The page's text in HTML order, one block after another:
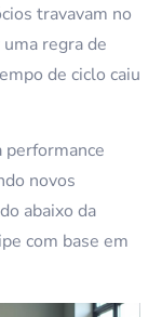
travavam no
regra de
de ciclo caiu
performance
novos
abaixo da
com base em